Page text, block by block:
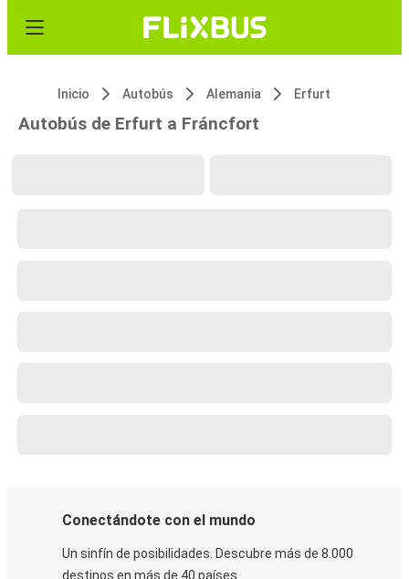
Inicio Autobús Alemania Erfurt
Autobús de Erfurt a Fráncfort
Conectándote con el mundo
Un sinfín de posibilidades. Descubre más de 8.000
destinos en más de 40 países.